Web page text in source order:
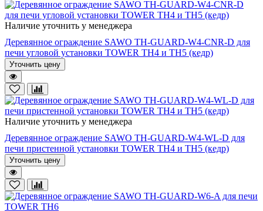
Наличие уточнить у менеджера
Деревянное ограждение SAWO TH-GUARD-W4-CNR-D для
печи угловой установки TOWER TH4 и TH5 (кедр)
Уточнить цену
Наличие уточнить у менеджера
Деревянное ограждение SAWO TH-GUARD-W4-WL-D для
печи пристенной установки TOWER TH4 и TH5 (кедр)
Уточнить цену